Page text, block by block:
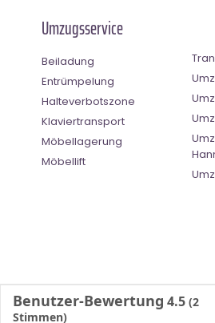
Umzugsservice
Beiladung
Entrümpelung
Halteverbotszone
Klaviertransport
Möbellagerung
Möbellift
Benutzer-Bewertung 4.5 (2
Stimmen)